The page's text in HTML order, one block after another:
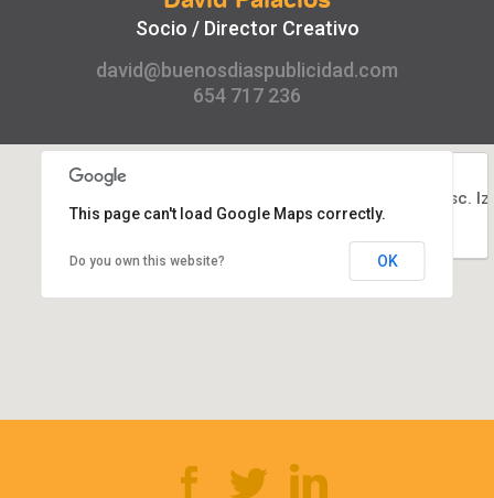
Socio / Director Creativo
david@buenosdiaspublicidad.com
654 717 236
This page can't load Google Maps correctly.
Do you own this website? OK
General Díaz Porlier 21, esc.
1º